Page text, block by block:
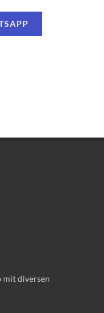
mit diversen